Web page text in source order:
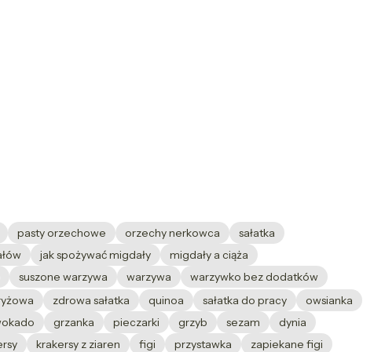
pasty orzechowe orzechy nerkowca
sałatka
jak spożywać migdały
migdały a ciąża
suszone warzywa warzywa
warzywko bez dodatków
zdrowa sałatka quinoa sałatka do pracy
owsianka
grzanka pieczarki grzyb sezam
dynia
krakersy z ziaren figi przystawka
zapiekane figi